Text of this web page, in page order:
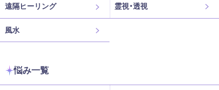
遠隔ヒーリング 霊視・透視
風水
悩み一覧